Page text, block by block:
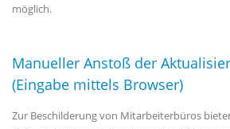
möglich.
Manueller Anstoß der
(Eingabe mittels Browser)
Zur Beschilderung von Mitarbeiterbüros